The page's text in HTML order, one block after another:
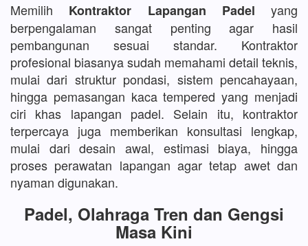
Memilih Kontraktor Lapangan Padel yang
berpengalaman sangat penting agar hasil
pembangunan sesuai standar. Kontraktor
profesional biasanya sudah memahami detail teknis,
mulai dari struktur pondasi, sistem pencahayaan,
hingga pemasangan kaca tempered yang menjadi
ciri khas lapangan padel. Selain itu, kontraktor
terpercaya juga memberikan konsultasi lengkap,
mulai dari desain awal, estimasi biaya, hingga
proses perawatan lapangan agar tetap awet dan
nyaman digunakan.
Padel, Olahraga Tren dan Gengsi
Masa Kini